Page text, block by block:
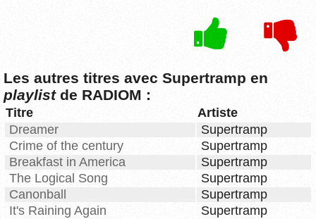
Les autres titres avec Supertramp en
playlistde RADIOM :
Titre
Artiste
Dreamer
Supertramp
Crime of the century
Supertramp
Breakfast in America
Supertramp
The Logical Song
Supertramp
Canonball
Supertramp
It's Raining Again
Supertramp